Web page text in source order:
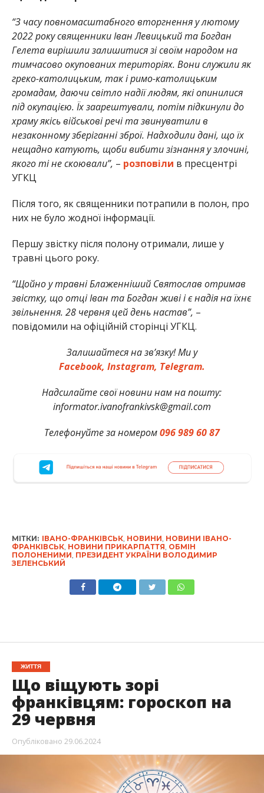
“З часу повномасштабного вторгнення у лютому
2022 року священники Іван Левицький та Богдан
Гелета вирішили залишитися зі своїм народом на
тимчасово окупованих територіях. Вони служили як
греко-католицьким, так і римо-католицьким
громадам, даючи світло надії людям, які опинилися
під окупацією. Їх заарештували, потім підкинули до
храму якісь військові речі та звинуватили в
незаконному зберіганні зброї. Надходили дані, що їх
нещадно катують, щоби вибити зізнання у злочині,
якого ті не скоювали”, – розповіли в пресцентрі
УГКЦ
Після того, як священники потрапили в полон, про
них не було жодної інформації.
Першу звістку після полону отримали, лише у
травні цього року.
“Щойно у травні Блаженніший Святослав отримав
звістку, що отці Іван та Богдан живі і є надія на їхнє
звільнення. 28 червня цей день настав”, –
повідомили на офіційній сторінці УГКЦ.
Залишайтеся на зв’язку! Ми у
Facebook, Instagram, Telegram.
Надсилайте свої новини нам на пошту:
informator.ivanofrankivsk@gmail.com
Телефонуйте за номером096 989 60 87
МІТКИ: ІВАНО-ФРАНКІВСЬК, НОВИНИ НОВИНИ ІВАНО-
ФРАНКІВСЬК, НОВИНИ ПРИКАРПАТТЯ ОБМІН
ПОЛОНЕНИМИ ПРЕЗИДЕНТ УКРАЇНИ ВОЛОДИМИР
ЗЕЛЕНСЬКИЙ
ЖИТТЯ
Що віщують зорі
франківцям: гороскоп на
29 червня
Опубліковано 29.06.2024